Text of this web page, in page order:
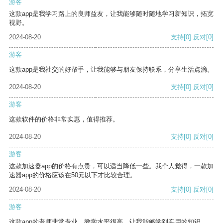
游客
这款app是我学习路上的良师益友，让我能够随时随地学习新知识，拓宽
视野。
2024-08-20
支持[0] 反对[0]
游客
这款app是我社交的好帮手，让我能够与朋友保持联系，分享生活点滴。
2024-08-20 支持[0] 反对[0]
游客
这款软件的价格非常实惠，值得推荐。
2024-08-20 支持[0] 反对[0]
游客
这款加速器app的价格有点贵，可以适当降低一些。我个人觉得，一款加
速器app的价格应该在50元以下才比较合理。
2024-08-20
支持[0] 反对[0]
游客